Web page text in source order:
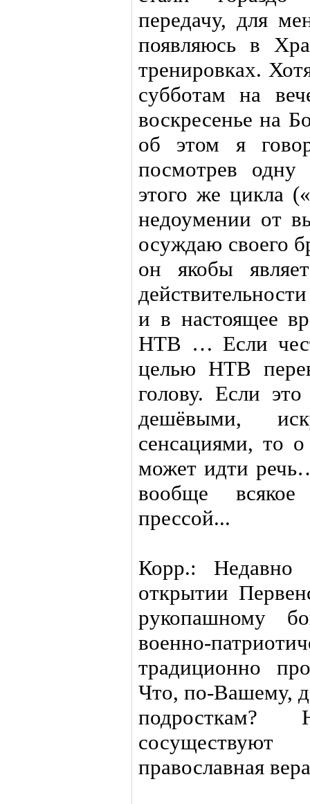
передачу, для
появляюсь в
тренировках.
субботам на
воскресенье на
об этом я
посмотрев
этого же цикла
недоумении от
осуждаю своего
он якобы
и в настоящее
НТВ … Если
целью НТВ
голову. Если
дешёвыми,
сенсациями, то
может идти
вообще
прессой...
Корр.:
открытии
рукопашному
военно-
традиционно
Что, по-Вашему,
подросткам?
православная